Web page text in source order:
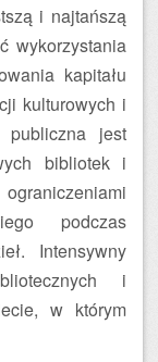
i najtańszą
wykorzystania
kapitału
kulturowych i
publiczna jest
bibliotek i
podczas
Intensywny
i
w którym